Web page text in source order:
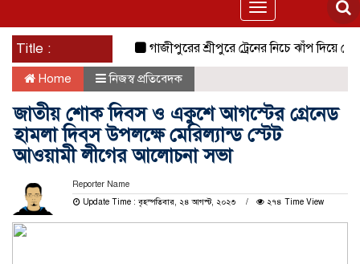
Toggle
navigation
Title : গাজীপুরের শ্রীপুরে ট্রেনের নিচে ঝাঁপ দিয়ে
Home নিজস্ব প্রতিবেদক
জাতীয় শোক দিবস ও একুশে আগস্টের গ্রেনেড
হামলা দিবস উপলক্ষে মেরিল্যান্ড স্টেট
আওয়ামী লীগের আলোচনা সভা
Reporter Name
Update Time : বৃহস্পতিবার, ২৪ আগস্ট, ২০২৩
২৭৪ Time View